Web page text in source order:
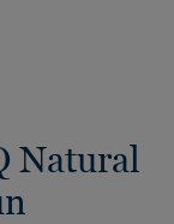
Natural